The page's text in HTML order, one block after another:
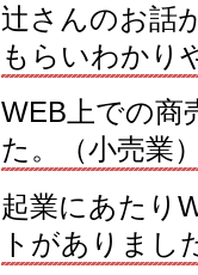
辻さんのお話
もらいわかり
WEB上での商
た。（小売業
起業にあたり
トがありまし